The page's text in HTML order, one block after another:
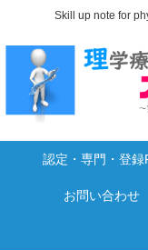
Skill up note for
認定・専門・登録
お問い合わせ